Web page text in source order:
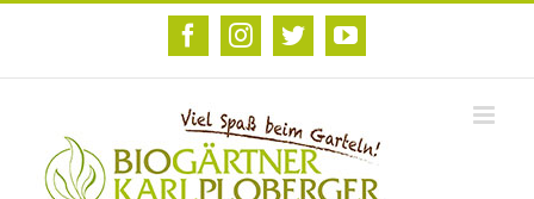
Zum
FacebookInstagram
TwitterYouTube